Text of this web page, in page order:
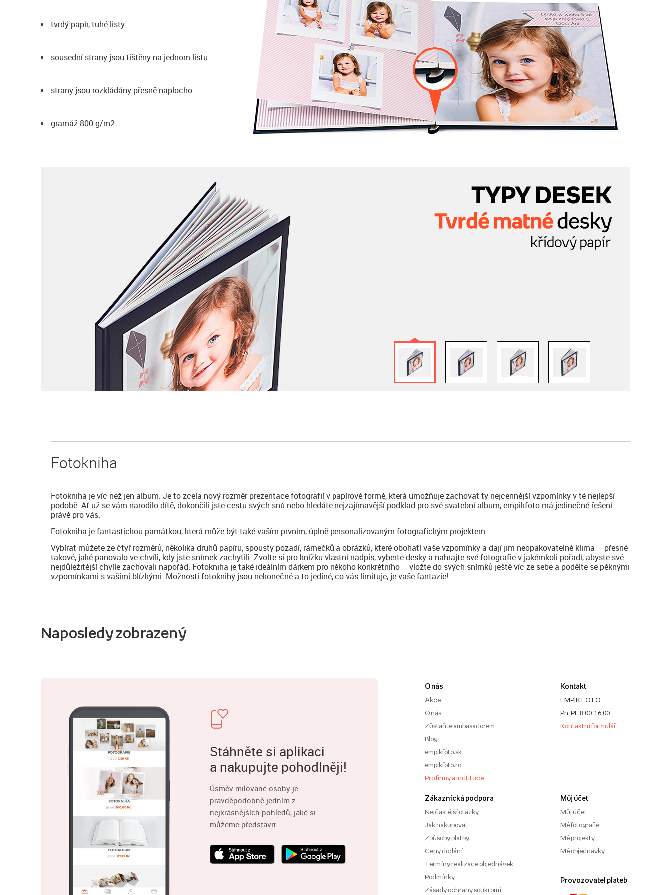
tvrdý papír, tuhé listy
sousední strany jsou tištěny na jednom listu
strany jsou rozkládány přesně naplocho
gramáž 800 g/m2
Fotokniha
Fotokniha je víc než jen album. Je to zcela nový rozměr prezentace fotografií v papírové formě, která umožňuje zachovat ty nejcennější vzpomínky v té nejlepší
podobě. Ať už se vám narodilo dítě, dokončili jste cestu svých snů nebo hledáte nejzajímavější podklad pro své svatební album, empikfoto má jedinečné řešení
právě pro vás.
Fotokniha je fantastickou památkou, která může být také vaším prvním, úplně personalizovaným fotografickým projektem.
Vybírat můžete ze čtyř rozměrů, několika druhů papíru, spousty pozadí, rámečků a obrázků, které obohatí vaše vzpomínky a dají jim neopakovatelné klima – přesné
takové, jaké panovalo ve chvíli, kdy jste snímek zachytili. Zvolte si pro knížku vlastní nadpis, vyberte desky a nahrajte své fotografie v jakémkoli pořadí, abyste své
nejdůležitější chvíle zachovali napořád. Fotokniha je také ideálním dárkem pro někoho konkrétního – vložte do svých snímků ještě víc ze sebe a podělte se pěknými
vzpomínkami s vašimi blízkými. Možnosti fotoknihy jsou nekonečné a to jediné, co vás limituje, je vaše fantazie!
Naposledy zobrazený
Stáhněte si aplikaci
a nakupujte pohodlněji!
Úsměv milované osoby je
pravděpodobně jedním z
nejkrásnějších pohledů, jaké si
můžeme představit.
O nás
Akce
O nás
Zůstaňte ambasadorem
Blog
empikfoto.sk
empikfoto.ro
Pro firmy a indtituce
Zákaznícká podpora
Nejčastější otázky
Jak nakupovat
Způsoby platby
Ceny dodání
Termíny realizace objednávek
Podmínky
Zásady ochrany soukromí
Kontakt
EMPIK FOTO
Pn-Pt: 8:00-16:00
Kontaktní formulář
Můj účet
Můj účet
Mé fotografie
Mé projekty
Mé objednávky
Provozovatel plateb